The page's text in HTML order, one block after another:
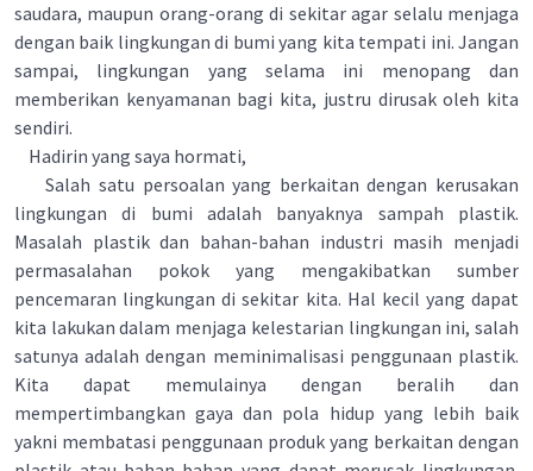
saudara, maupun orang-orang di sekitar agar selalu menjaga
dengan baik lingkungan di bumi yang kita tempati ini. Jangan
sampai, lingkungan yang selama ini menopang dan
memberikan kenyamanan bagi kita, justru dirusak oleh kita
sendiri.
Hadirin yang saya hormati,
Salah satu persoalan yang berkaitan dengan kerusakan
lingkungan di bumi adalah banyaknya sampah plastik.
Masalah plastik dan bahan-bahan industri masih menjadi
permasalahan pokok yang mengakibatkan sumber
pencemaran lingkungan di sekitar kita. Hal kecil yang dapat
kita lakukan dalam menjaga kelestarian lingkungan ini, salah
satunya adalah dengan meminimalisasi penggunaan plastik.
Kita dapat memulainya dengan beralih dan
mempertimbangkan gaya dan pola hidup yang lebih baik
yakni membatasi penggunaan produk yang berkaitan dengan